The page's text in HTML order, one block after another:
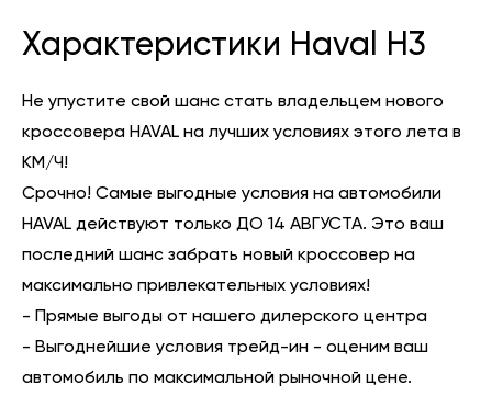
Характеристики Haval H3
Не упустите свой шанс стать владельцем нового
кроссовера HAVAL на лучших условиях этого лета в
КМ/Ч!
Срочно! Самые выгодные условия на автомобили
HAVAL действуют только ДО 14 АВГУСТА. Это ваш
последний шанс забрать новый кроссовер на
максимально привлекательных условиях!
- Прямые выгоды от нашего дилерского центра
- Выгоднейшие условия трейд-ин - оценим ваш
автомобиль по максимальной рыночной цене.